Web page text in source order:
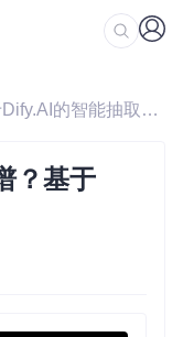
/ 如何构建企业级知识图谱？基于Dify.AI的智能抽取方案
？基于